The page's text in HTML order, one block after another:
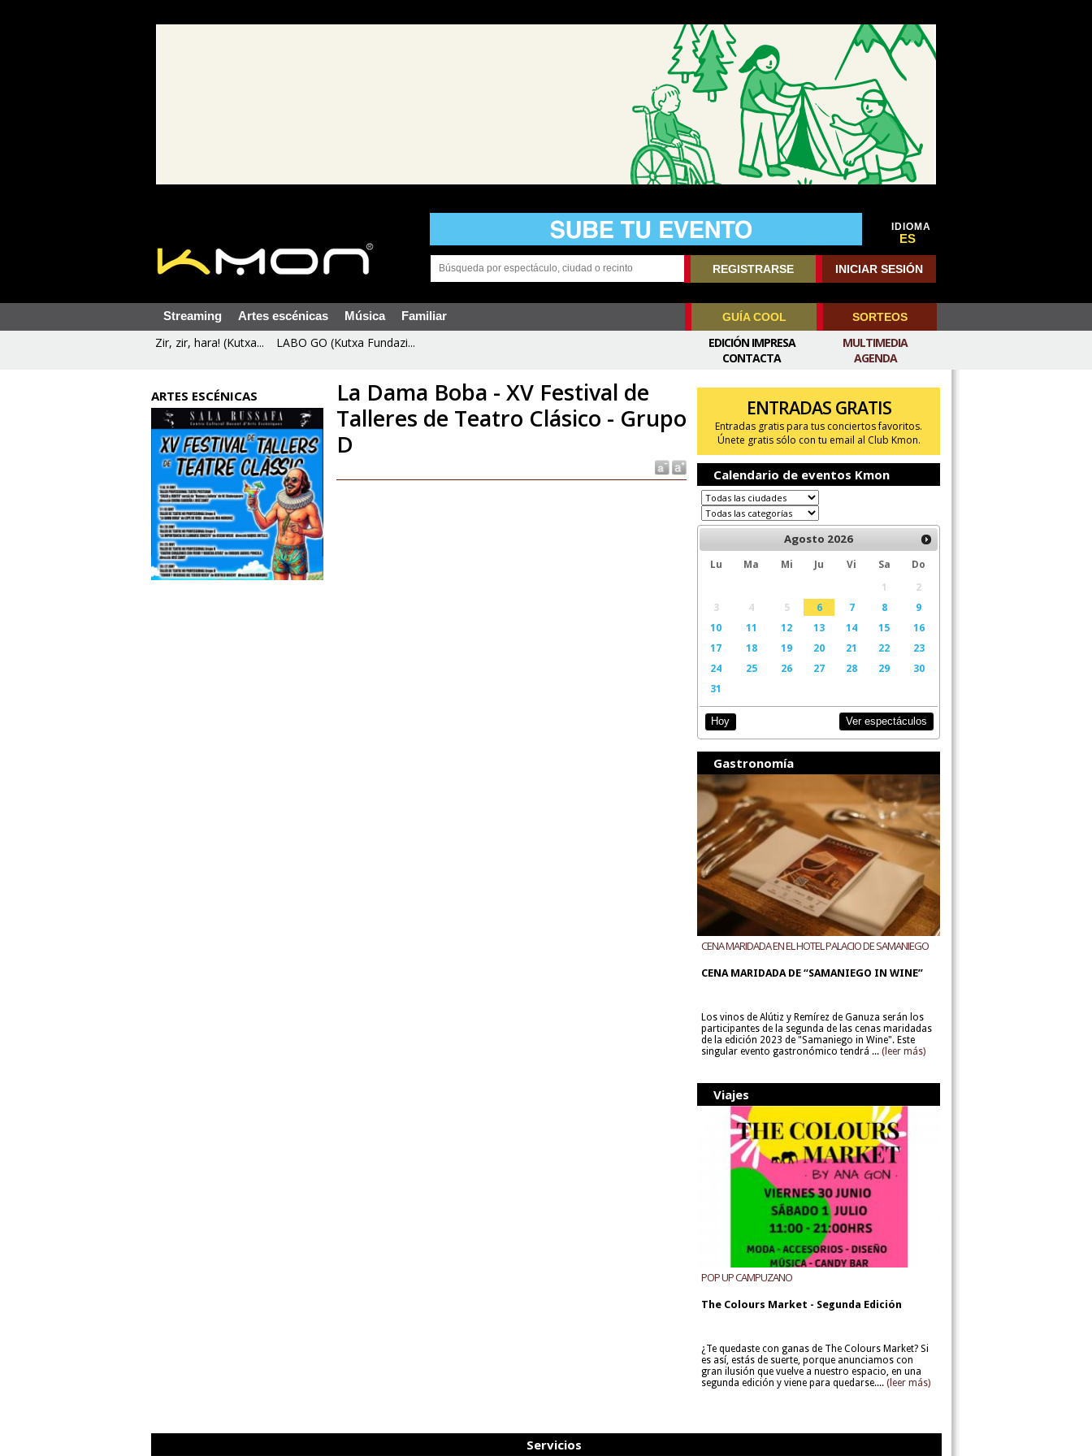
IDIOMA
ES
REGISTRARSE INICIAR SESIÓN
Streaming Artes escénicas Música Familiar GUÍA COOL SORTEOS
Zir, zir, hara! (Kutxa... LABO GO (Kutxa Fundazi...
MULTIMEDIA
AGENDA
EDICIÓN IMPRESA
CONTACTA
ARTES ESCÉNICAS
La Dama Boba - XV Festival de
Talleres de Teatro Clásico - Grupo
D
ENTRADAS GRATIS
Entradas gratis para tus conciertos favoritos.
Únete gratis sólo con tu email al Club Kmon.
Calendario de eventos Kmon
Agosto 2026
Lu Ma Mi Ju Vi Sa
Do
1
2
3
4 5 6 7 8
9
10
11 12 13 14 15
16
17
18 19 20 21 22
23
24
25 26 27 28 29
30
31
Hoy Ver espectáculos
Gastronomía
CENA MARIDADA EN EL HOTEL PALACIO DE SAMANIEGO
CENA MARIDADA DE “SAMANIEGO IN WINE”
Los vinos de Alútiz y Remírez de Ganuza serán los
participantes de la segunda de las cenas maridadas
de la edición 2023 de "Samaniego in Wine". Este
singular evento gastronómico tendrá ... (leer más)
Viajes
POP UP CAMPUZANO
The Colours Market - Segunda Edición
¿Te quedaste con ganas de The Colours Market? Si
es así, estás de suerte, porque anunciamos con
gran ilusión que vuelve a nuestro espacio, en una
segunda edición y viene para quedarse.... (leer más)
Servicios